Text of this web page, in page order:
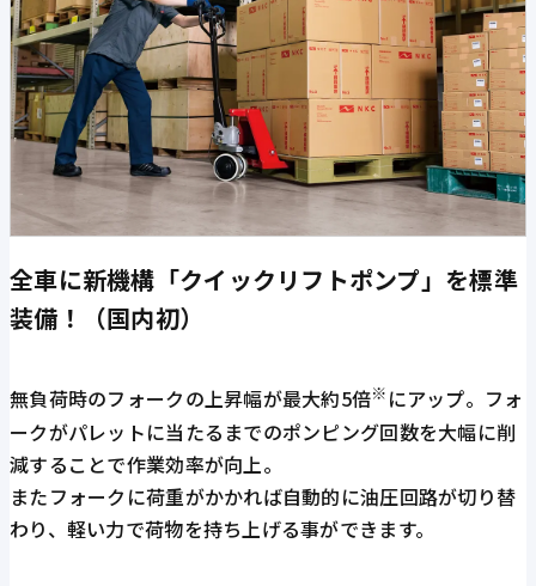
全車に新機構「クイックリフトポンプ」を標準
装備！（国内初）
無負荷時のフォークの上昇幅が最大約5倍※ にアップ。フォ
ークがパレットに当たるまでのポンピング回数を大幅に削
減することで作業効率が向上。
またフォークに荷重がかかれば自動的に油圧回路が切り替
わり、軽い力で荷物を持ち上げる事ができます。